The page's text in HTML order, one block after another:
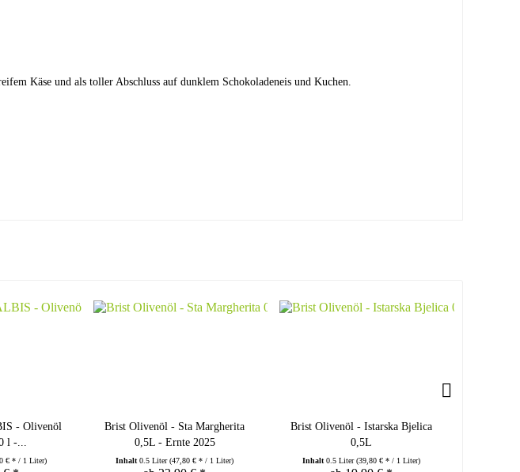
Käse und als toller Abschluss auf dunklem Schokoladeneis und Kuchen.
- Olivenöl
l -...
€ * / 1 Liter)
Brist Olivenöl - Sta Margherita
0,5L - Ernte 2025
Inhalt0.5 Liter(47,80 € * / 1 Liter)
Brist Olivenöl - Istarska Bjelica
0,5L
Inhalt 0.5 Liter(39,80 € * / 1 Liter)